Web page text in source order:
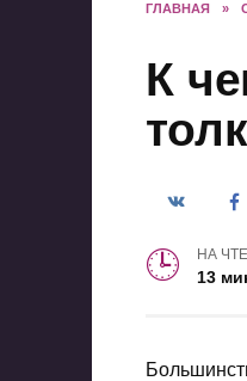
ГЛАВНАЯ »
К
НА
13